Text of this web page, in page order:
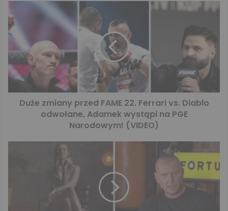
Duże zmiany przed FAME 22. Ferrari vs. Diablo
odwołane, Adamek wystąpi na PGE
Narodowym! (VIDEO)